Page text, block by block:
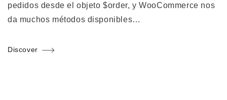
pedidos desde el objeto $order, y WooCommerce nos
da muchos métodos disponibles…
Discover